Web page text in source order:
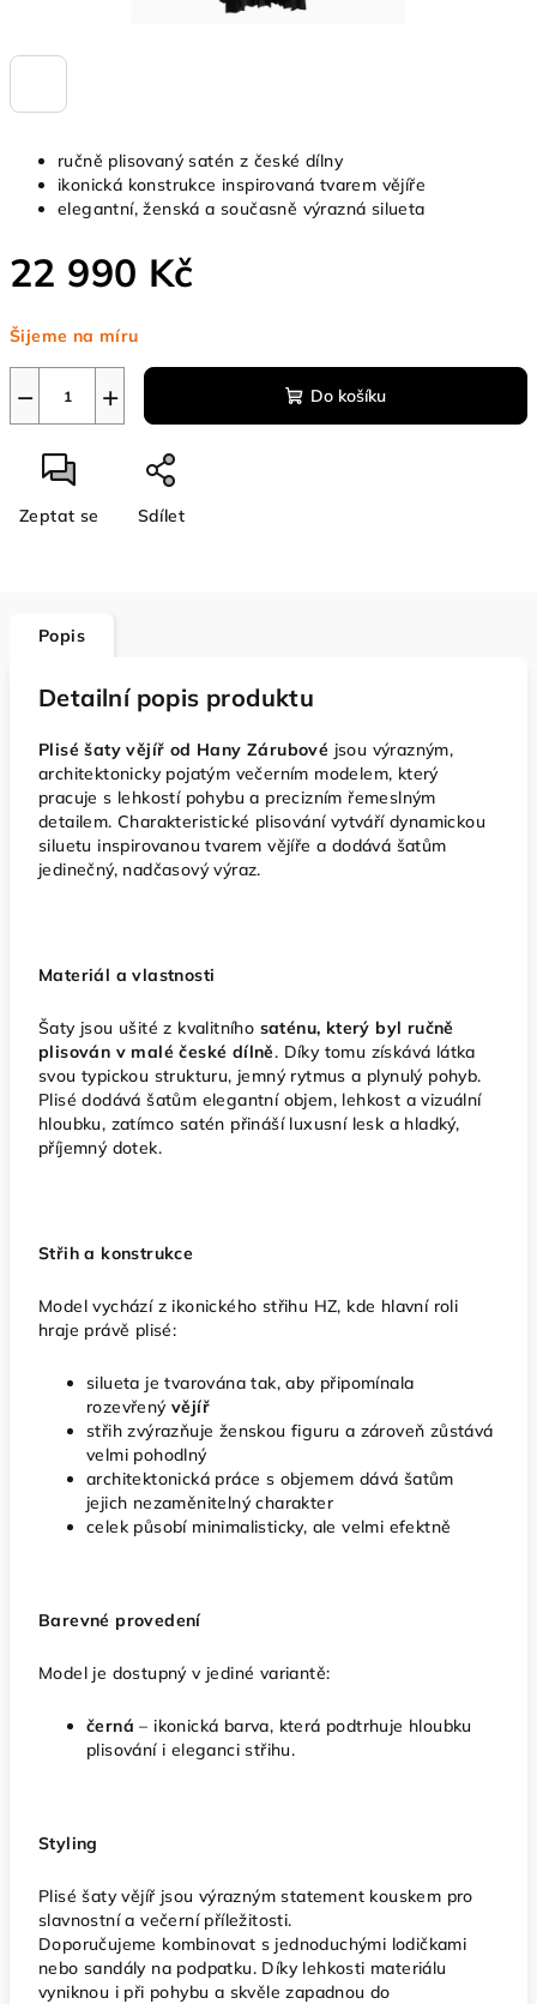
ručně plisovaný satén z české dílny
ikonická konstrukce inspirovaná tvarem vějíře
elegantní, ženská a současně výrazná silueta
22 990 Kč
cena:
Šijeme na míru
+
− Do košíku
Zeptat se Sdílet
Popis
Detailní popis produktu
Plisé šaty vějíř od Hany Zárubové jsou výrazným,
architektonicky pojatým večerním modelem, který
pracuje s lehkostí pohybu a precizním řemeslným
detailem. Charakteristické plisování vytváří dynamickou
siluetu inspirovanou tvarem vějíře a dodává šatům
jedinečný, nadčasový výraz.
Materiál a vlastnosti
Šaty jsou ušité z kvalitního saténu, který byl ručně
plisován v malé české dílně. Díky tomu získává látka
svou typickou strukturu, jemný rytmus a plynulý pohyb.
Plisé dodává šatům elegantní objem, lehkost a vizuální
hloubku, zatímco satén přináší luxusní lesk a hladký,
příjemný dotek.
Střih a konstrukce
Model vychází z ikonického střihu HZ, kde hlavní roli
hraje právě plisé:
silueta je tvarována tak, aby připomínala
rozevřenývějíř
střih zvýrazňuje ženskou figuru a zároveň zůstává
velmi pohodlný
architektonická práce s objemem dává šatům
jejich nezaměnitelný charakter
celek působí minimalisticky, ale velmi efektně
Barevné provedení
Model je dostupný v jediné variantě:
černá – ikonická barva, která podtrhuje hloubku
plisování i eleganci střihu.
Styling
Plisé šaty vějíř jsou výrazným statement kouskem pro
slavnostní a večerní příležitosti.
Doporučujeme kombinovat s jednoduchými lodičkami
nebo sandály na podpatku. Díky lehkosti materiálu
vyniknou i při pohybu a skvěle zapadnou do